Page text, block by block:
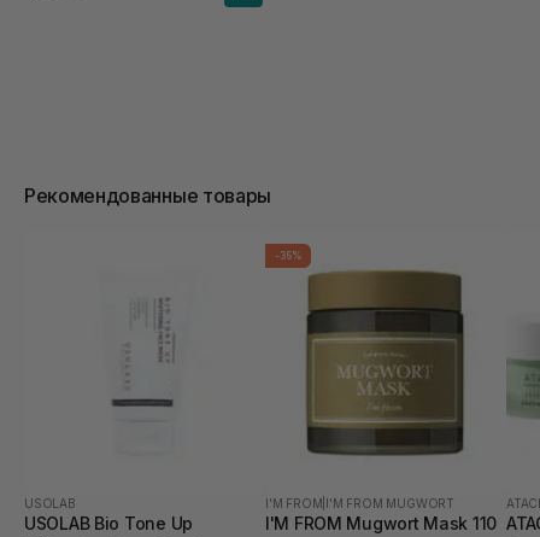
Рекомендованные товары
USOLAB
USOLAB Bio Tone Up
-35%
I'M FROM I'M FROM MUGWORT
I'M FROM Mugwort Mask 110